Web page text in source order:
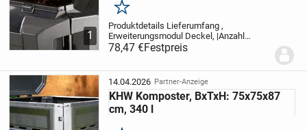
1
Merken
Produktdetails Lieferumfang ,
Erweiterungsmodul Deckel, |Anzahl
Entnahmeklappen , 6 St., | Farbe &
Material Farbe , schwarz, |Material ,
Maßangaben , Alle Angaben...
78,47 €Festpreis
14.04.2026 Partner-Anzeige
KHW Komposter, BxTxH: 75x75x87
cm, 340 l